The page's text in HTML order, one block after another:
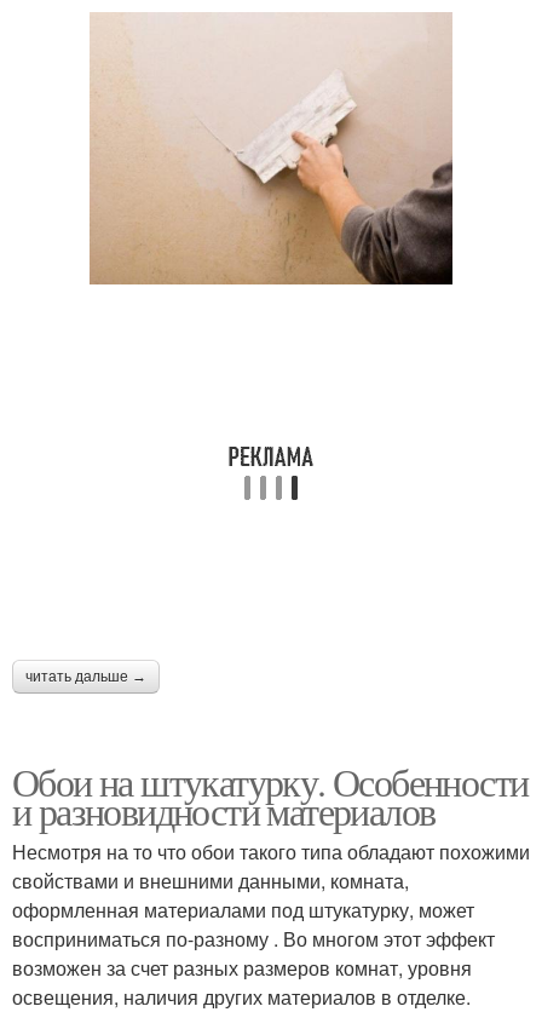
читать дальше →
Обои на штукатурку. Особенности
и разновидности материалов
Несмотря на то что обои такого типа обладают похожими
свойствами и внешними данными, комната,
оформленная материалами под штукатурку, может
восприниматься по-разному . Во многом этот эффект
возможен за счет разных размеров комнат, уровня
освещения, наличия других материалов в отделке.